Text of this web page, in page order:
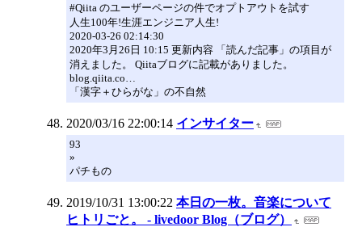
#Qiita のユーザーページの件でオプトアウトを試す
人生100年!生涯エンジニア人生!
2020-03-26 02:14:30
2020年3月26日 10:15 更新内容 「読んだ記事」の項目が
消えました。 Qiitaブログに記載がありました。
blog.qiita.co…
「漢字＋ひらがな」の不自然
2020/03/16 22:00:14 インサイター
93
»
パチもの
2019/10/31 13:00:22 本日の一枚。音楽について
ヒトリごと。 - livedoor Blog（ブログ）